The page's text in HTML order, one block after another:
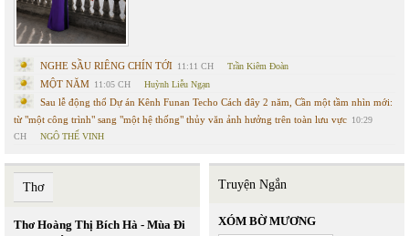
NGHE SẦU RIÊNG CHÍN TỚI 11:11 CH Trần Kiêm Đoàn
MỘT NĂM 11:05 CH Huỳnh Liễu Ngạn
Sau lễ động thổ Dự án Kênh Funan Techo Cách đây 2 năm, Cần một tầm nhìn mới:
từ "một công trình" sang "một hệ thống" thủy văn ảnh hưởng trên toàn lưu vực 10:29
CH
NGÔ THẾ VINH
Thơ
Thơ Hoàng Thị Bích Hà - Mùa Đi
Truyện Ngắn
XÓM BỜ MƯƠNG